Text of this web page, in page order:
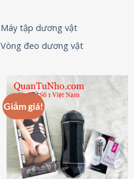
Máy tập dương vật
Vòng đeo dương vật
Giảm giá!